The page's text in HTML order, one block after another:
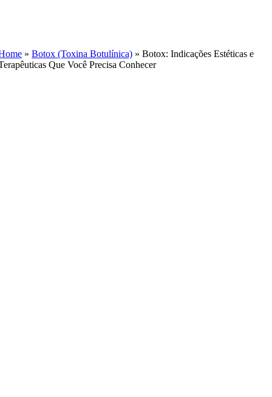
»Botox (Toxina Botulínica) »Botox: Indicações Estéticas e
Que Você Precisa Conhecer